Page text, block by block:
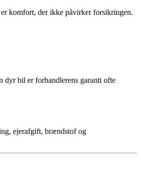
komfort, der ikke påvirker forsikringen.
dyr bil er forhandlerens garanti ofte
ejerafgift, brændstof og